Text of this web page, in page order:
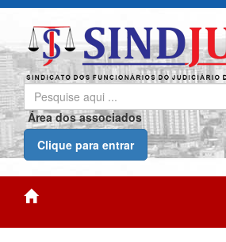
Área dos associados
Clique para entrar